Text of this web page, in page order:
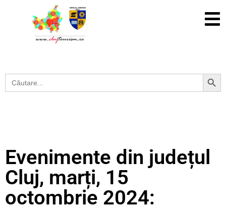
Search
for:
Search Button
Evenimente din județul
Cluj, marți, 15
octombrie 2024: